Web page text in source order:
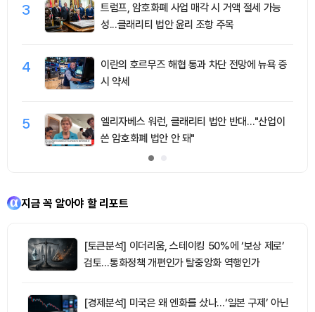
3
트럼프, 암호화폐 사업 매각 시 거액 절세 가능
성...클래리티 법안 윤리 조항 주목
4
이란의 호르무즈 해협 통과 차단 전망에 뉴욕 증
시 약세
5
엘리자베스 워런, 클래리티 법안 반대…"산업이
쓴 암호화폐 법안 안 돼"
지금 꼭 알아야 할 리포트
[토큰분석] 이더리움, 스테이킹 50%에 ‘보상 제로’
검토…통화정책 개편인가 탈중앙화 역행인가
[경제분석] 미국은 왜 엔화를 샀나…‘일본 구제’ 아닌